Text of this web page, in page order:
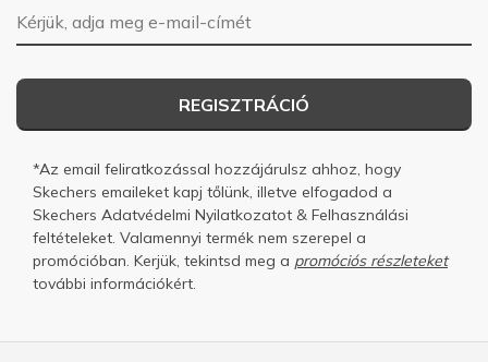
E-mail-cím
REGISZTRÁCIÓ
*Az email feliratkozással hozzájárulsz ahhoz, hogy
Skechers emaileket kapj tőlünk, illetve elfogadod a
Skechers Adatvédelmi Nyilatkozatot & Felhasználási
feltételeket. Valamennyi termék nem szerepel a
promócióban. Kerjük, tekintsd meg a promóciós részleteket
további információkért.